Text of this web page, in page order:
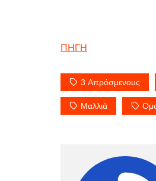
ΠΗΓΗ
3 Απρόσμενους
Μαλλιά